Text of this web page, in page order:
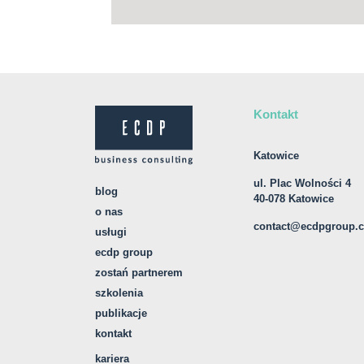
blog
o nas
usługi
ecdp group
zostań partnerem
szkolenia
publikacje
kontakt
kariera
Kontakt
Katowice
ul. Plac Wolności 4
40-078 Katowice